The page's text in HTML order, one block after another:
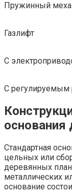
Пружинный
Газлифт
С
С
основания
Стандартная
цельных или
деревянных
металлических
основание